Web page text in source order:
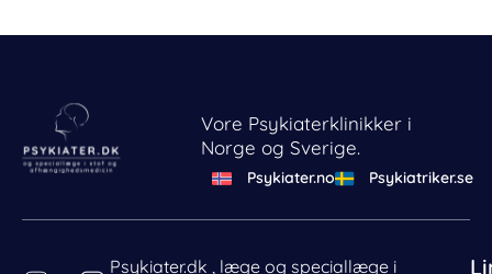
Vore Psykiaterklinikker i
Norge og Sverige.
Psykiater.no Psykiatriker.se
Psykiater.dk , læge og speciallæge i